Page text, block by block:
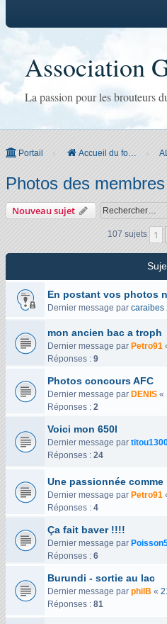
Association
La passion pour les brouteurs
Portail Accueil du forum
Photos des membres
Nouveau sujet
107 sujets 1
En postant vos photos
Dernier message par caraibes
mon ancien bac a troph
Dernier message par Petro91
Réponses : 9
Photos concours AFC
Dernier message par DENIS «
Réponses : 2
Voici mon 650l
Dernier message par
Réponses : 24
Une passionnée comme
Dernier message par Petro91
Réponses : 4
Ça fait baver !!!!
Dernier message par
Réponses : 6
Burundi - sortie au lac
Dernier message par philB «
Réponses : 81